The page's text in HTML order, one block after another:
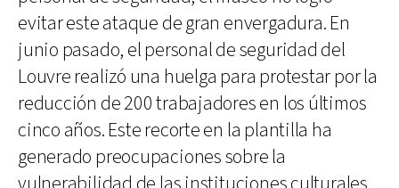
evitar este ataque de gran envergadura. En
junio pasado, el personal de seguridad del
Louvre realizó una huelga para protestar por la
reducción de 200 trabajadores en los últimos
cinco años. Este recorte en la plantilla ha
generado preocupaciones sobre la